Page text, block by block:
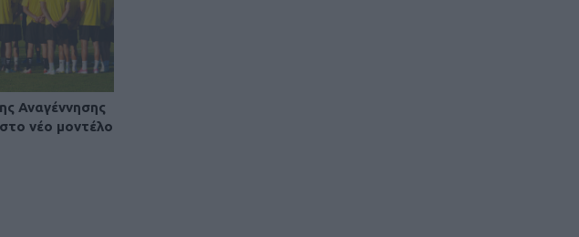
Αναγέννησης
στο νέο μοντέλο